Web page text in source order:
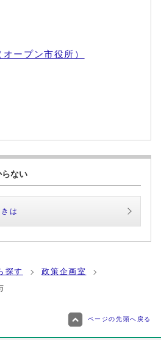
ープン市役所）
ない
は
探す
政策企画室
ページの先頭へ戻る